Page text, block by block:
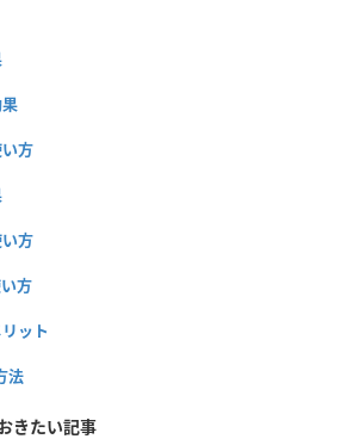
方
方
方
ット
法
きたい記事